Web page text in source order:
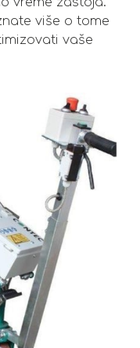
više o tome
vaše